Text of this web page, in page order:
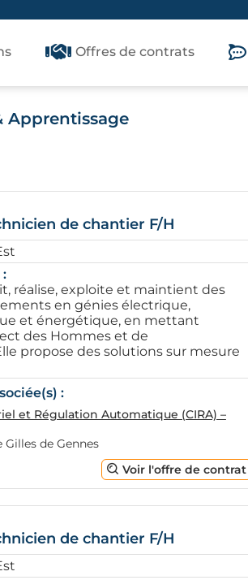
Offres de contrats
Apprentissage
de chantier F/H
réalise, exploite et maintient des
en génies électrique,
et énergétique, en mettant
des Hommes et de
propose des solutions sur mesure
:
et Régulation Automatique (CIRA) –
Gilles de Gennes
Voir l'offre de contrat
de chantier F/H